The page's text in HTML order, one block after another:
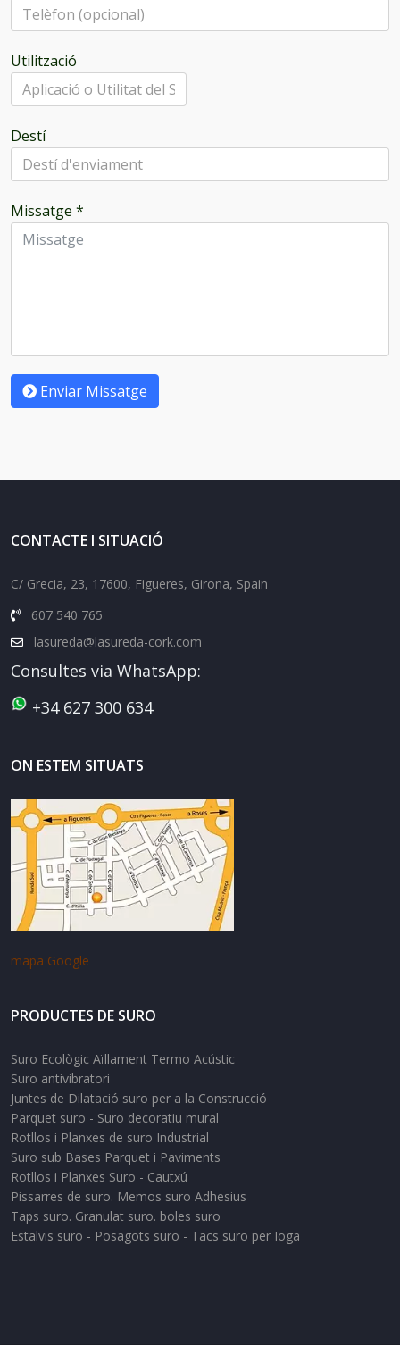
Utilització
Destí
Missatge *
Enviar Missatge
CONTACTE I SITUACIÓ
C/ Grecia, 23, 17600, Figueres, Girona, Spain
607 540 765
lasureda@lasureda-cork.com
Consultes via WhatsApp:
+34 627 300 634
ON ESTEM SITUATS
mapa Google
PRODUCTES DE SURO
Suro Ecològic Aïllament Termo Acústic
Suro antivibratori
Juntes de Dilatació suro per a la Construcció
Parquet suro - Suro decoratiu mural
Rotllos i Planxes de suro Industrial
Suro sub Bases Parquet i Paviments
Rotllos i Planxes Suro - Cautxú
Pissarres de suro. Memos suro Adhesius
Taps suro. Granulat suro. boles suro
Estalvis suro - Posagots suro - Tacs suro per Ioga